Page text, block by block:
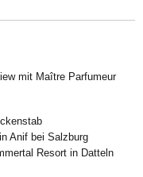
mit Maître Parfumeur
Anif bei Salzburg
Resort in Datteln